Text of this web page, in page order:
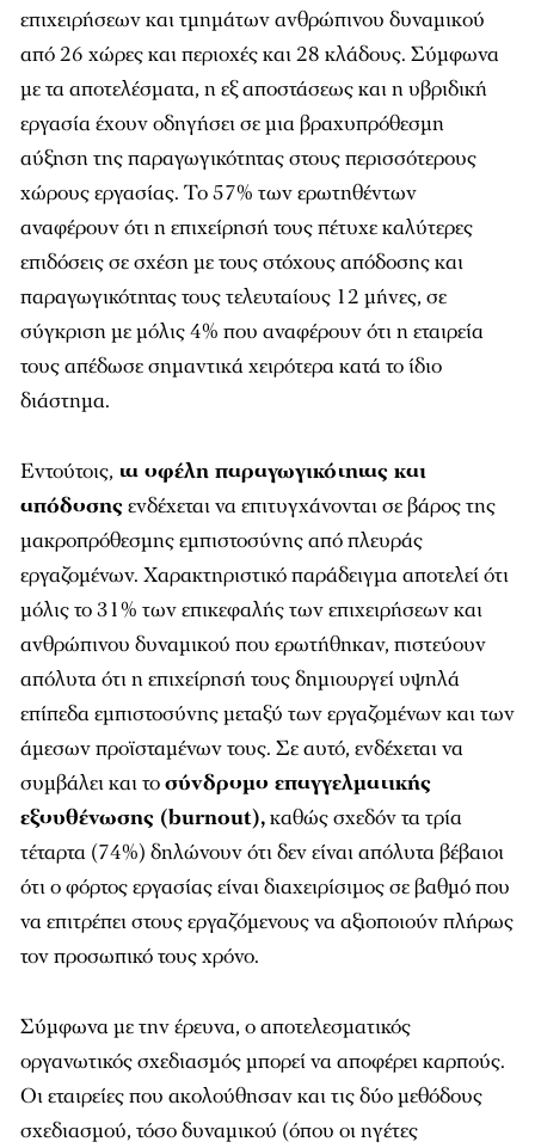
επιχειρήσεων και τμημάτων ανθρώπινου δυναμικού
από 26 χώρες και περιοχές και 28 κλάδους. Σύμφωνα
με τα αποτελέσματα, η εξ αποστάσεως και η υβριδική
εργασία έχουν οδηγήσει σε μια βραχυπρόθεσμη
αύξηση της παραγωγικότητας στους περισσότερους
χώρους εργασίας. Το 57% των ερωτηθέντων
αναφέρουν ότι η επιχείρησή τους πέτυχε καλύτερες
επιδόσεις σε σχέση με τους στόχους απόδοσης και
παραγωγικότητας τους τελευταίους 12 μήνες, σε
σύγκριση με μόλις 4% που αναφέρουν ότι η εταιρεία
τους απέδωσε σημαντικά χειρότερα κατά το ίδιο
διάστημα.
Εντούτοις, τα οφέλη παραγωγικότητας και
απόδοσηςενδέχεται να επιτυγχάνονται σε βάρος της
μακροπρόθεσμης εμπιστοσύνης από πλευράς
εργαζομένων. Χαρακτηριστικό παράδειγμα αποτελεί ότι
μόλις το 31% των επικεφαλής των επιχειρήσεων και
ανθρώπινου δυναμικού που ερωτήθηκαν, πιστεύουν
απόλυτα ότι η επιχείρησή τους δημιουργεί υψηλά
επίπεδα εμπιστοσύνης μεταξύ των εργαζομένων και των
άμεσων προϊσταμένων τους. Σε αυτό, ενδέχεται να
συμβάλει και τοσύνδρομο επαγγελματικής
εξουθένωσης (burnout),καθώς σχεδόν τα τρία
τέταρτα (74%) δηλώνουν ότι δεν είναι απόλυτα βέβαιοι
ότι ο φόρτος εργασίας είναι διαχειρίσιμος σε βαθμό που
να επιτρέπει στους εργαζόμενους να αξιοποιούν πλήρως
τον προσωπικό τους χρόνο.
Σύμφωνα με την έρευνα, ο αποτελεσματικός
οργανωτικός σχεδιασμός μπορεί να αποφέρει καρπούς.
Οι εταιρείες που ακολούθησαν και τις δύο μεθόδους
σχεδιασμού, τόσο δυναμικού (όπου οι ηγέτες